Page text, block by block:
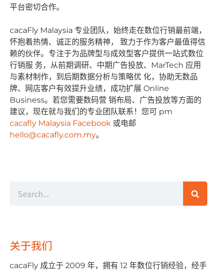
平台密切合作。
cacaFly Malaysia 专业团队，始终⾛在数位⾏销最前端，
怀抱着热情、诚正的服务精神， 致⼒于作为客户最值得信
赖的伙伴。专注于为品牌型与成效型客户提供⼀站式数位
⾏销服 务，从前期调研、中期⼴告投放、MarTech 应⽤
与素材制作，到后期数据分析与策略优 化，协助⽆数品
牌、⽹店客户有效提升业绩，成功扩展 Online
Business。若您需要数码营 销布局、⼴告投放等⽅⾯的
建议，现在就与我们的专业团队联系！您可 pm
cacafly Malaysia Facebook 或电邮
hello@cacafly.com.my。
关于我们
cacaFly 成⽴于 2009 年，拥有 12 年数位⾏销经验，经⼿